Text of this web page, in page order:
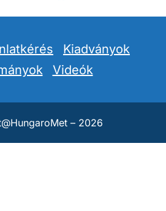
Kiadványok
Videók
– 2026